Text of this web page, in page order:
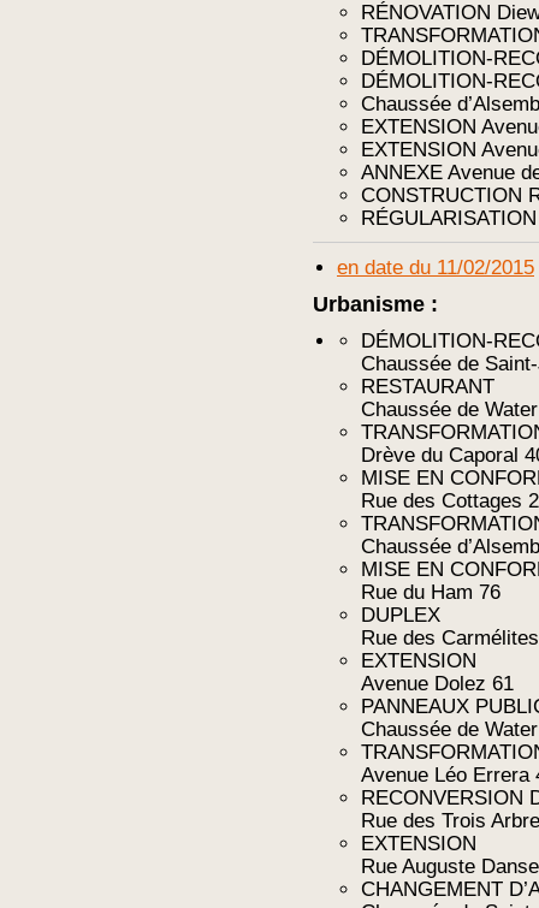
RÉNOVATION
DÉMOLITION-
DÉMOLITION-
Chaussée
EXTENSION
EXTENSION
ANNEXE Avenue
CONSTRUCTION
en date du 11/02/2015
Urbanisme :
DÉMOLITION-
Chaussée de
RESTAURANT
Chaussée de
Drève du Caporal
MISE EN
Rue des Cottages
Chaussée
MISE EN
Rue du Ham 76
DUPLEX
Rue des
EXTENSION
Avenue Dolez 61
PANNEAUX
Chaussée de
Avenue Léo Errera
RECONVERSION
Rue des Trois
EXTENSION
Rue Auguste
CHANGEMENT